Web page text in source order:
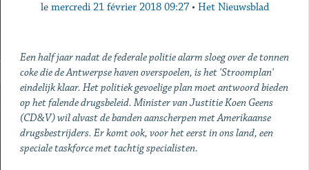
le mercredi 21 février 2018 09:27 • Het Nieuwsblad
Een half jaar nadat de federale politie alarm sloeg over de tonnen
coke die de Antwerpse haven overspoelen, is het 'Stroomplan'
eindelijk klaar. Het politiek gevoelige plan moet antwoord bieden
op het falende drugsbeleid. Minister van Justitie Koen Geens
(CD&V) wil alvast de banden aanscherpen met Amerikaanse
drugsbestrijders. Er komt ook, voor het eerst in ons land, een
speciale taskforce met tachtig specialisten.